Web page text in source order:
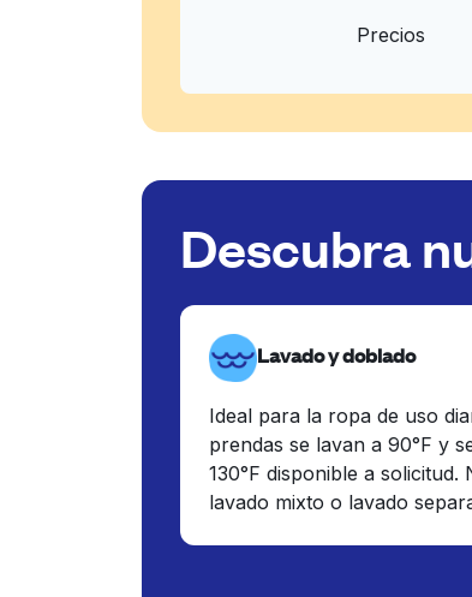
Precios
Descubra
Lavado y doblado
Ideal para la ropa de uso
prendas se lavan a 90°F y
130°F disponible a
lavado mixto o lavado